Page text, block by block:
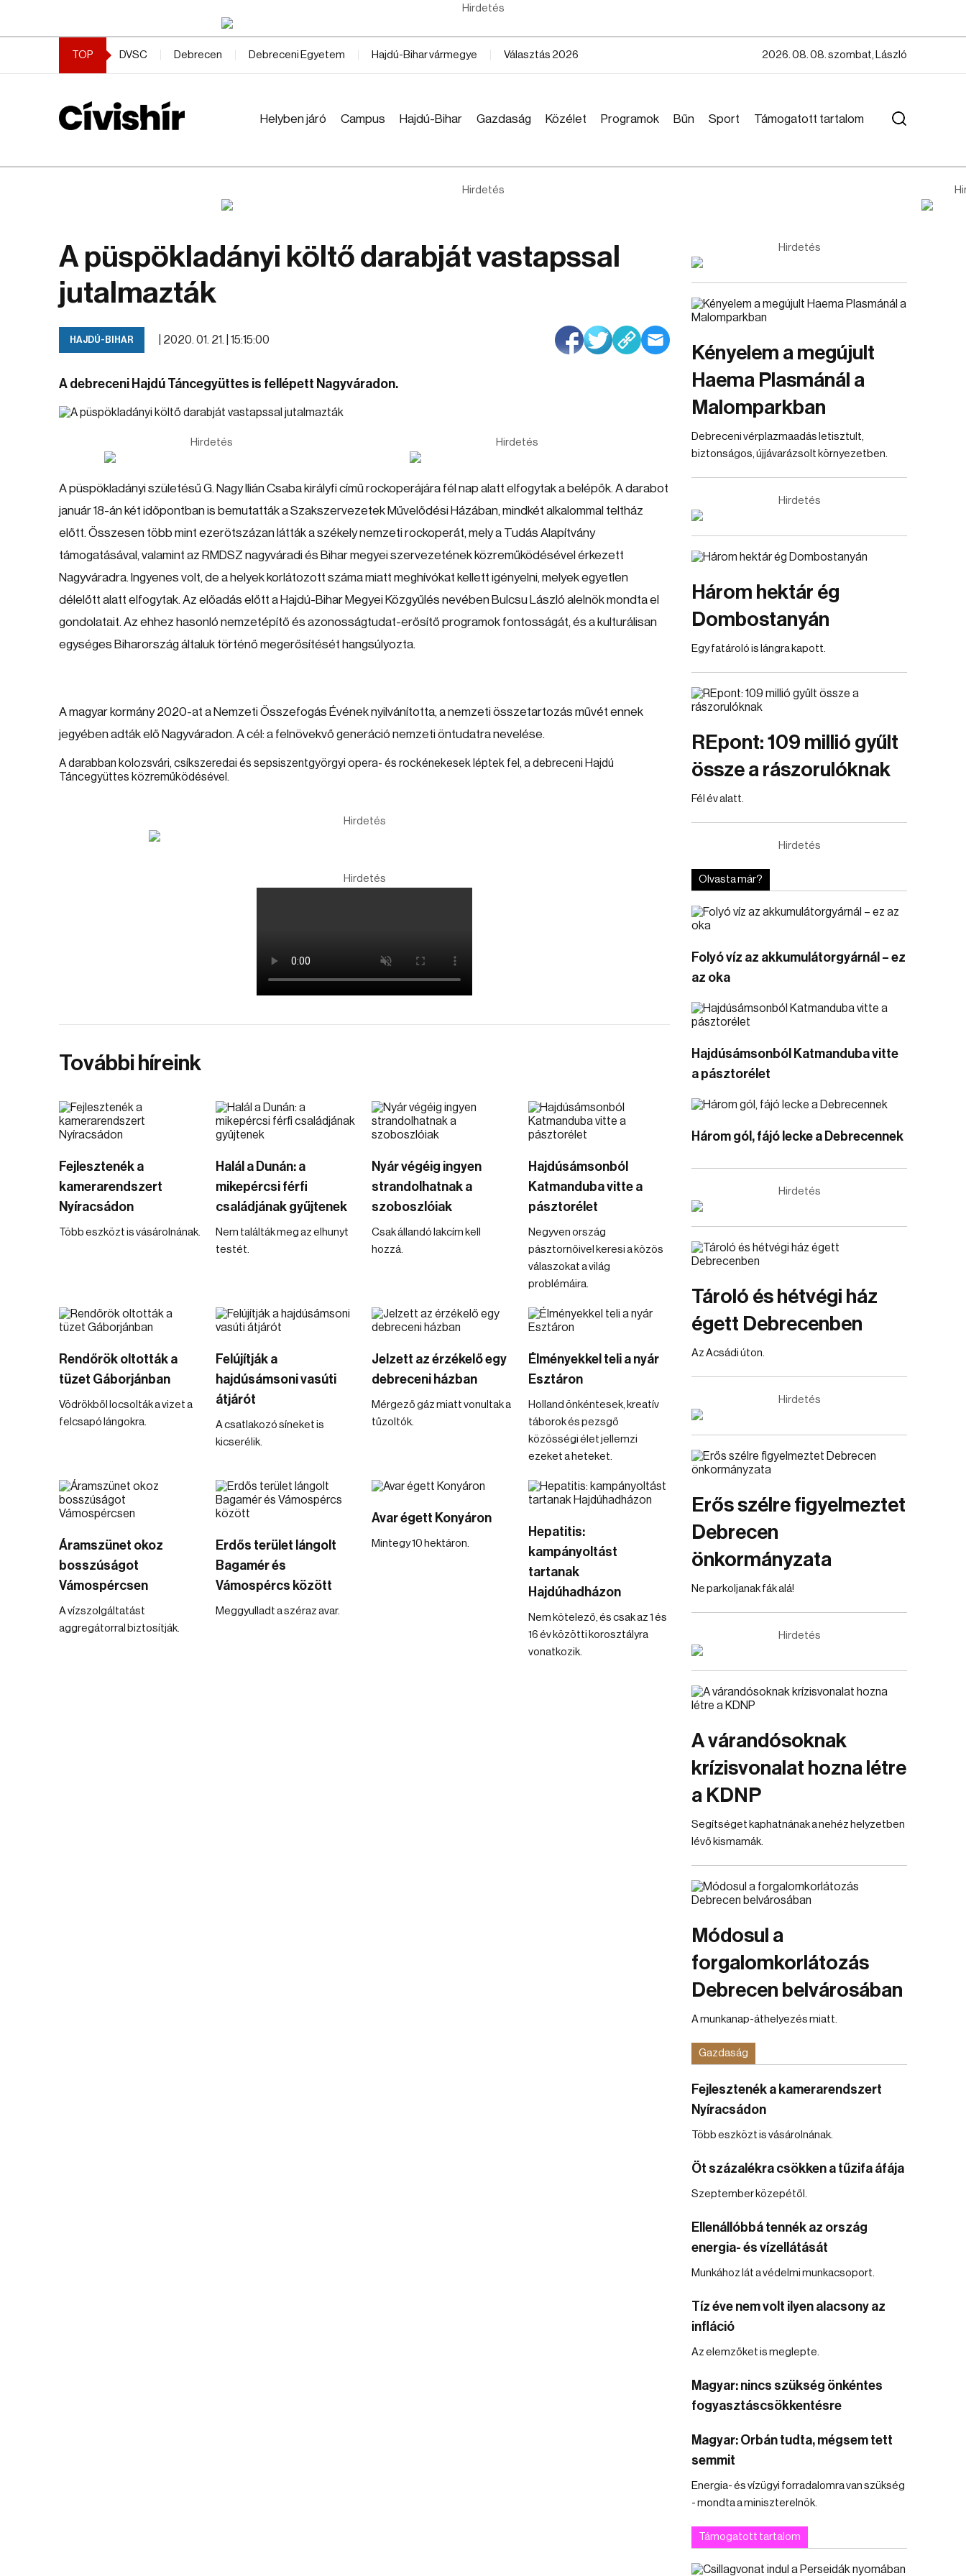
Hirdetés
TOP DVSC Debrecen Debreceni Egyetem Hajdú-Bihar vármegye Választás 2026 2026. 08. 08. szombat, László
Helyben járó Campus Hajdú-Bihar Gazdaság Közélet Programok Bűn Sport Támogatott tartalom
Hirdetés
A püspökladányi költő darabját vastapssal
jutalmazták
HAJDÚ-BIHAR 2020. 01. 21. | 15:15:00
A debreceni Hajdú Táncegyüttes is fellépett Nagyváradon.
Hirdetés Hirdetés
A püspökladányi születésű G. Nagy Ilián Csaba királyfi című rockoperájára fél nap alatt elfogytak a belépők. A darabot
január 18-án két időpontban is bemutatták a Szakszervezetek Művelődési Házában, mindkét alkalommal teltház
előtt. Összesen több mint ezerötszázan látták a székely nemzeti rockoperát, mely a Tudás Alapítvány
támogatásával, valamint az RMDSZ nagyváradi és Bihar megyei szervezetének közreműködésével érkezett
Nagyváradra. Ingyenes volt, de a helyek korlátozott száma miatt meghívókat kellett igényelni, melyek egyetlen
délelőtt alatt elfogytak. Az előadás előtt a Hajdú-Bihar Megyei Közgyűlés nevében Bulcsu László alelnök mondta el
gondolatait. Az ehhez hasonló nemzetépítő és azonosságtudat-erősítő programok fontosságát, és a kulturálisan
egységes Biharország általuk történő megerősítését hangsúlyozta.
A magyar kormány 2020-at a Nemzeti Összefogás Évének nyilvánította, a nemzeti összetartozás művét ennek
jegyében adták elő Nagyváradon. A cél: a felnövekvő generáció nemzeti öntudatra nevelése.
A darabban kolozsvári, csíkszeredai és sepsiszentgyörgyi opera- és rockénekesek léptek fel, a debreceni Hajdú
Táncegyüttes közreműködésével.
Hirdetés
Hirdetés
További híreink
Fejlesztenék a
kamerarendszert
Nyíracsádon
Több eszközt is vásárolnának.
Halál a Dunán: a
mikepércsi férfi
családjának gyűjtenek
Nem találták meg az elhunyt
testét.
Nyár végéig ingyen
strandolhatnak a
szoboszlóiak
Csak állandó lakcím kell
hozzá.
Hajdúsámsonból
Katmanduba vitte a
pásztorélet
Negyven ország
pásztornőivel keresi a közös
válaszokat a világ
problémáira.
Rendőrök oltották a
tüzet Gáborjánban
Vödrökből locsolták a vizet a
felcsapó lángokra.
Felújítják a
hajdúsámsoni vasúti
átjárót
A csatlakozó síneket is
kicserélik.
Jelzett az érzékelő egy
debreceni házban
Mérgező gáz miatt vonultak a
tűzoltók.
Élményekkel teli a nyár
Esztáron
Holland önkéntesek, kreatív
táborok és pezsgő
közösségi élet jellemzi
ezeket a heteket.
Áramszünet okoz
bosszúságot
Vámospércsen
A vízszolgáltatást
aggregátorral biztosítják.
Erdős terület lángolt
Bagamér és
Vámospércs között
Meggyulladt a széraz avar.
Avar égett Konyáron
Mintegy 10 hektáron.
Hepatitis:
kampányoltást
tartanak
Hajdúhadházon
Nem kötelező, és csak az 1 és
16 év közötti korosztályra
vonatkozik.
Hirdetés
Kényelem a megújult
Haema Plasmánál a
Malomparkban
Debreceni vérplazmaadás letisztult,
biztonságos, újjávarázsolt környezetben.
Hirdetés
Három hektár ég
Dombostanyán
Egy fatároló is lángra kapott.
REpont: 109 millió gyűlt
össze a rászorulóknak
Fél év alatt.
Hirdetés
Olvasta már?
Folyó víz az akkumulátorgyárnál – ez
az oka
Hajdúsámsonból Katmanduba vitte
a pásztorélet
Három gól, fájó lecke a Debrecennek
Hirdetés
Tároló és hétvégi ház
égett Debrecenben
Az Acsádi úton.
Hirdetés
Erős szélre figyelmeztet
Debrecen
önkormányzata
Ne parkoljanak fák alá!
Hirdetés
A várandósoknak
krízisvonalat hozna létre
a KDNP
Segítséget kaphatnának a nehéz helyzetben
lévő kismamák.
Módosul a
forgalomkorlátozás
Debrecen belvárosában
A munkanap-áthelyezés miatt.
Gazdaság
Fejlesztenék a kamerarendszert
Nyíracsádon
Több eszközt is vásárolnának.
Öt százalékra csökken a tűzifa áfája
Szeptember közepétől.
Ellenállóbbá tennék az ország
energia- és vízellátását
Munkához lát a védelmi munkacsoport.
Tíz éve nem volt ilyen alacsony az
infláció
Az elemzőket is meglepte.
Magyar: nincs szükség önkéntes
fogyasztáscsökkentésre
Magyar: Orbán tudta, mégsem tett
semmit
Energia- és vízügyi forradalomra van szükség
- mondta a miniszterelnök.
Támogatott tartalom